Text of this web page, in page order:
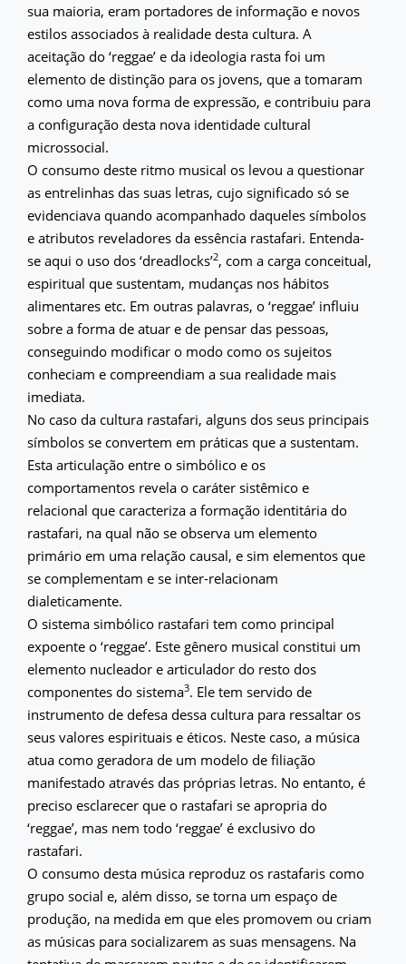
sua maioria, eram portadores de informação e novos
estilos associados à realidade desta cultura. A
aceitação do ‘reggae’ e da ideologia rasta foi um
elemento de distinção para os jovens, que a tomaram
como uma nova forma de expressão, e contribuiu para
a configuração desta nova identidade cultural
microssocial.
O consumo deste ritmo musical os levou a questionar
as entrelinhas das suas letras, cujo significado só se
evidenciava quando acompanhado daqueles símbolos
e atributos reveladores da essência rastafari. Entenda-
se aqui o uso dos ‘dreadlocks’2, com a carga conceitual,
espiritual que sustentam, mudanças nos hábitos
alimentares etc. Em outras palavras, o ‘reggae’ influiu
sobre a forma de atuar e de pensar das pessoas,
conseguindo modificar o modo como os sujeitos
conheciam e compreendiam a sua realidade mais
imediata.
No caso da cultura rastafari, alguns dos seus principais
símbolos se convertem em práticas que a sustentam.
Esta articulação entre o simbólico e os
comportamentos revela o caráter sistêmico e
relacional que caracteriza a formação identitária do
rastafari, na qual não se observa um elemento
primário em uma relação causal, e sim elementos que
se complementam e se inter-relacionam
dialeticamente.
O sistema simbólico rastafari tem como principal
expoente o ‘reggae’. Este gênero musical constitui um
elemento nucleador e articulador do resto dos
componentes do sistema3. Ele tem servido de
instrumento de defesa dessa cultura para ressaltar os
seus valores espirituais e éticos. Neste caso, a música
atua como geradora de um modelo de filiação
manifestado através das próprias letras. No entanto, é
preciso esclarecer que o rastafari se apropria do
‘reggae’, mas nem todo ‘reggae’ é exclusivo do
rastafari.
O consumo desta música reproduz os rastafaris como
grupo social e, além disso, se torna um espaço de
produção, na medida em que eles promovem ou criam
as músicas para socializarem as suas mensagens. Na